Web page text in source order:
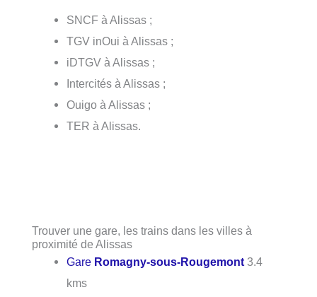
SNCF à Alissas ;
TGV inOui à Alissas ;
iDTGV à Alissas ;
Intercités à Alissas ;
Ouigo à Alissas ;
TER à Alissas.
Trouver une gare, les trains dans les villes à
proximité de Alissas
Gare Romagny-sous-Rougemont 3.4
kms